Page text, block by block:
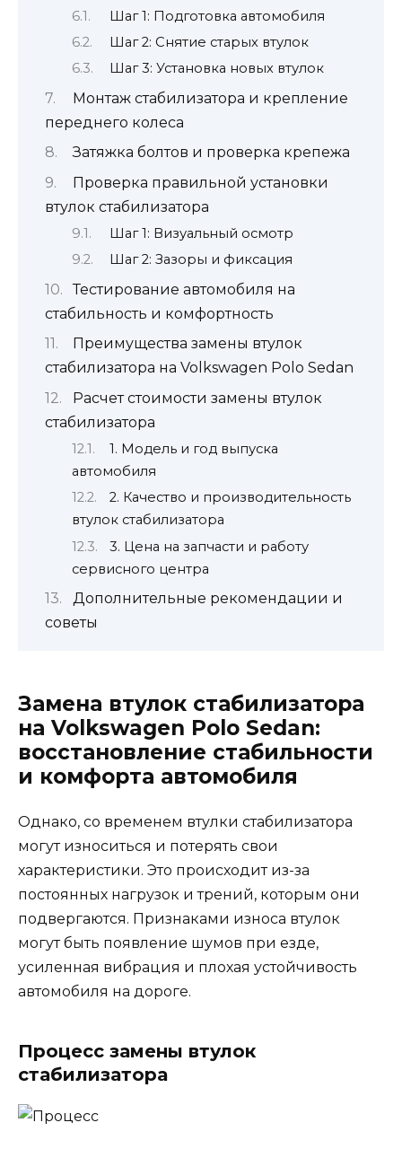
Шаг 1: Подготовка автомобиля
Шаг 2: Снятие старых втулок
Шаг 3: Установка новых втулок
Монтаж стабилизатора и крепление
переднего колеса
Затяжка болтов и проверка крепежа
Проверка правильной установки
втулок стабилизатора
Шаг 1: Визуальный осмотр
Шаг 2: Зазоры и фиксация
Тестирование автомобиля на
стабильность и комфортность
Преимущества замены втулок
стабилизатора на Volkswagen Polo Sedan
Расчет стоимости замены втулок
стабилизатора
1. Модель и год выпуска
автомобиля
2. Качество и производительность
втулок стабилизатора
3. Цена на запчасти и работу
сервисного центра
Дополнительные рекомендации и
советы
Замена втулок стабилизатора
на Volkswagen Polo Sedan:
восстановление стабильности
и комфорта автомобиля
Однако, со временем втулки стабилизатора
могут износиться и потерять свои
характеристики. Это происходит из-за
постоянных нагрузок и трений, которым они
подвергаются. Признаками износа втулок
могут быть появление шумов при езде,
усиленная вибрация и плохая устойчивость
автомобиля на дороге.
Процесс замены втулок
стабилизатора